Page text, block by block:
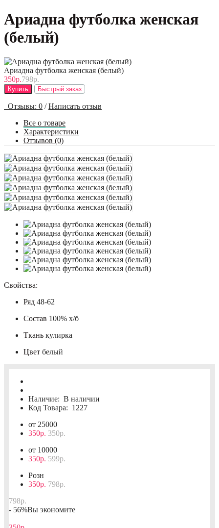
Ариадна футболка женская
(белый)
Ариадна футболка женская (белый)
350р.798р.
Купить Быстрый заказ
Отзывы: 0 / Написать отзыв
Все о товаре
Характеристики
Отзывов (0)
Свойства:
Ряд 48-62
Состав 100% х/б
Ткань кулирка
Цвет белый
Наличие: В наличии
Код Товара: 1227
от 25000
350р. 350р.
от 10000
350р. 599р.
Розн
350р. 798р.
798р.
- 56%Вы экономите